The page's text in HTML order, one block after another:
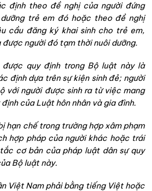
định theo đề nghị của người đứng
trẻ em đó hoặc theo đề nghị
cầu đăng ký khai sinh cho trẻ em,
người đó tạm thời nuôi dưỡng.
quy định trong Bộ luật này là
định dựa trên sự kiện sinh đẻ; người
với người được sinh ra từ việc mang
của Luật hôn nhân và gia đình.
hạn chế trong trường hợp xâm phạm
hợp pháp của người khác hoặc trái
cơ bản của pháp luật dân sự quy
Bộ luật này.
Việt Nam phải bằng tiếng Việt hoặc